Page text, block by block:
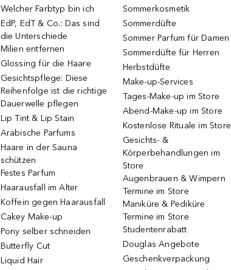
Welcher Farbtyp bin ich
EdP, EdT & Co.: Das sind
die Unterschiede
Milien entfernen
Glossing für die Haare
Gesichtspflege: Diese
Reihenfolge ist die richtige
Dauerwelle pflegen
Lip Tint & Lip Stain
Arabische Parfums
Haare in der Sauna
schützen
Festes Parfum
Haarausfall im Alter
Koffein gegen Haarausfall
Cakey Make-up
Pony selber schneiden
Butterfly Cut
Liquid Hair
Sommerkosmetik
Sommerdüfte
Sommer Parfum für Damen
Sommerdüfte für Herren
Herbstdüfte
Make-up-Services
Tages-Make-up im Store
Abend-Make-up im Store
Kostenlose Rituale im Store
Gesichts- &
Körperbehandlungen im
Store
Augenbrauen & Wimpern
Termine im Store
Maniküre & Pediküre
Termine im Store
Studentenrabatt
Douglas Angebote
Geschenkverpackung